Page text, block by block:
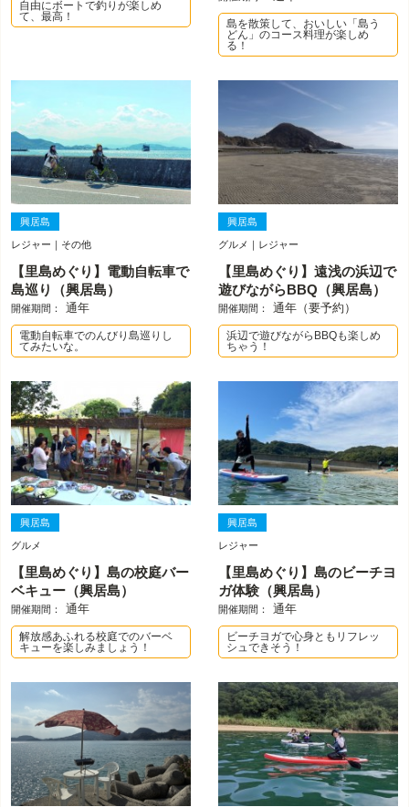
自由にボートで釣りが楽しめ
て、最高！
島を散策して、おいしい「島う
どん」のコース料理が楽しめ
る！
興居島
レジャー｜その他
【里島めぐり】電動自転車で
島巡り（興居島）
開催期間： 通年
電動自転車でのんびり島巡りし
てみたいな。
興居島
グルメ｜レジャー
【里島めぐり】遠浅の浜辺で
遊びながらBBQ（興居島）
開催期間： 通年（要予約）
浜辺で遊びながらBBQも楽しめ
ちゃう！
興居島
グルメ
【里島めぐり】島の校庭バー
ベキュー（興居島）
開催期間： 通年
解放感あふれる校庭でのバーベ
キューを楽しみましょう！
興居島
レジャー
【里島めぐり】島のビーチヨ
ガ体験（興居島）
開催期間： 通年
ビーチヨガで心身ともリフレッ
シュできそう！